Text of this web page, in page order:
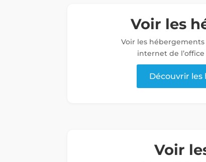
Voir les
Voir les hébergements
internet de
Découvrir
Voir